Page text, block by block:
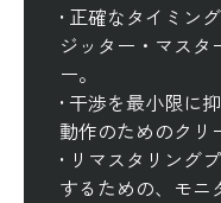
• 正確なタイミン
ジッター・マスタ
ー。
• 干渉を最小限に
動作のためのクリ
• リマスタリング
するための、モニ